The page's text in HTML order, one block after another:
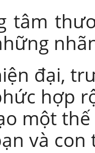
tâm
đại,
hợp
một
và con